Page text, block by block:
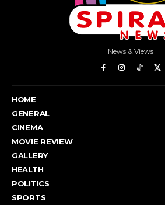
News & Views
HOME
GENERAL
CINEMA
MOVIE REVIEW
GALLERY
HEALTH
POLITICS
SPORTS